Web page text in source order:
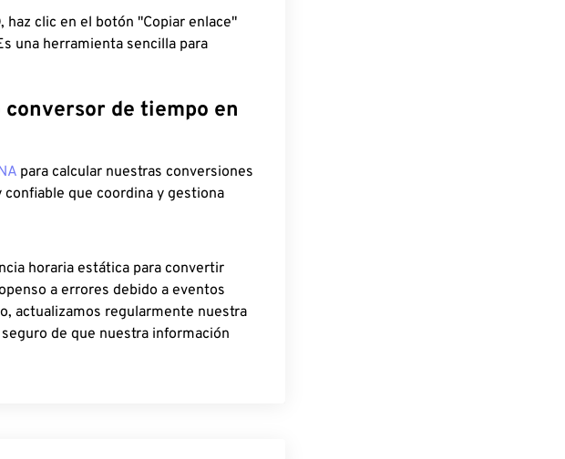
haz clic en el botón "Copiar enlace"
una herramienta sencilla para
de tiempo en
para calcular nuestras conversiones
que coordina y gestiona
horaria estática para convertir
a errores debido a eventos
actualizamos regularmente nuestra
de que nuestra información